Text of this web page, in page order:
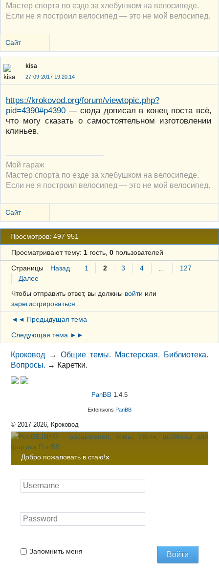
Мастер спорта по езде за хлебушком на велосипеде.
Если не я построил велосипед — это не мой велосипед.
Сайт
kisa
27-09-2017 19:20:14
https://krokovod.org/forum/viewtopic.php?
pid=4390#p4390 — сюда дописал в конец поста всё,
что могу сказать о самостоятельном изготовлении
клиньев.
Мой гараж
Мастер спорта по езде за хлебушком на велосипеде.
Если не я построил велосипед — это не мой велосипед.
Сайт
Просмотров: 497 951
Просматривают тему: 1гость, 0пользователей
Страницы Назад 1 2 3 4 …
127
Далее
Чтобы отправить ответ, вы должны войти или
зарегистрироваться
◄◄ Предыдущая тема
Следующая тема ►►
Кроковод →Общие темы. Мастерская. Библиотека.
Вопросы. → Каретки.
PanBB 1.4.5
Extensions PanBB
© 2017-2026, Кроковод
Добро пожаловать в стаю!x
Запомнить меня